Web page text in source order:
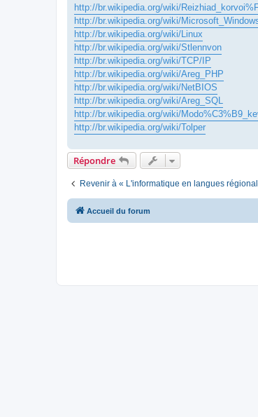
s
s
a
g
e
http://br.wikipedia.org/wiki/
http://br.wikipedia.org/wiki/
http://br.wikipedia.org/wiki/Linux
http://br.wikipedia.org/wiki/Stlennvon
http://br.wikipedia.org/wiki/TCP/IP
http://br.wikipedia.org/wiki/Areg_PHP
http://br.wikipedia.org/wiki/NetBIOS
http://br.wikipedia.org/wiki/Areg_SQL
http://br.wikipedia.org/wiki/
http://br.wikipedia.org/wiki/Tolper
Répondre
Revenir à « L'informatique en langues
Accueil du forum